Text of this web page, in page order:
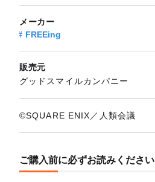
メーカー
FREEing
販売元
グッドスマイルカンパニー
©SQUARE ENIX／人類会議
ご購入前に必ずお読みください